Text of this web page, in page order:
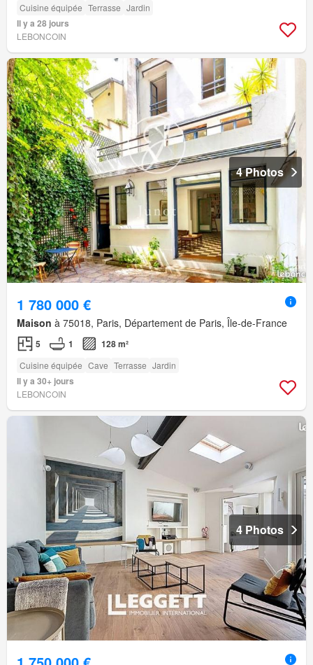
Cuisine équipée Terrasse Jardin
Il y a 28 jours
LEBONCOIN
4 Photos
1 780 000 €
Maison à 75018, Paris, Département de Paris, Île-de-France
5 1 128 m²
Cuisine équipée Cave Terrasse Jardin
Il y a 30+ jours
LEBONCOIN
4 Photos